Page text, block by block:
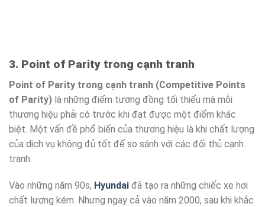
3. Point of Parity trong cạnh tranh
Point of Parity trong cạnh tranh (Competitive Points
of Parity) là những điểm tương đồng tối thiểu mà mỗi
thương hiệu phải có trước khi đạt được một điểm khác
biệt. Một vấn đề phổ biến của thương hiệu là khi chất lượng
của dịch vụ không đủ tốt để so sánh với các đối thủ cạnh
tranh.
Vào những năm 90s, Hyundai đã tạo ra những chiếc xe hơi
chất lượng kém. Nhưng ngay cả vào năm 2000, sau khi khắc